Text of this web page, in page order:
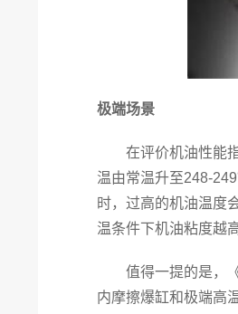
极端场景
在评价机油性能指
温由常温升至248-
时，过高的机油温度
温条件下机油粘度越
值得一提的是，《
内摩擦爆缸和极端高